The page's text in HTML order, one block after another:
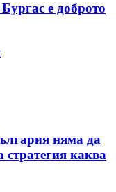
е доброто
няма да
каква